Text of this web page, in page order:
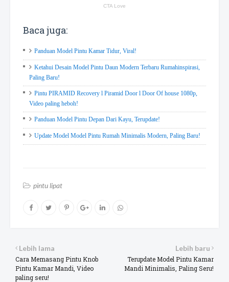
Baca juga:
Panduan Model Pintu Kamar Tidur, Viral!
Ketahui Desain Model Pintu Daun Modern Terbaru Rumahinspirasi,
Paling Baru!
Pintu PIRAMID Recovery l Piramid Door l Door Of house 1080p,
Video paling heboh!
Panduan Model Pintu Depan Dari Kayu, Terupdate!
Update Model Model Pintu Rumah Minimalis Modern, Paling Baru!
pintu lipat
Lebih baru
Terupdate Model Pintu Kamar
Mandi Minimalis, Paling Seru!
Lebih lama
Cara Memasang Pintu Knob
Pintu Kamar Mandi, Video
paling seru!